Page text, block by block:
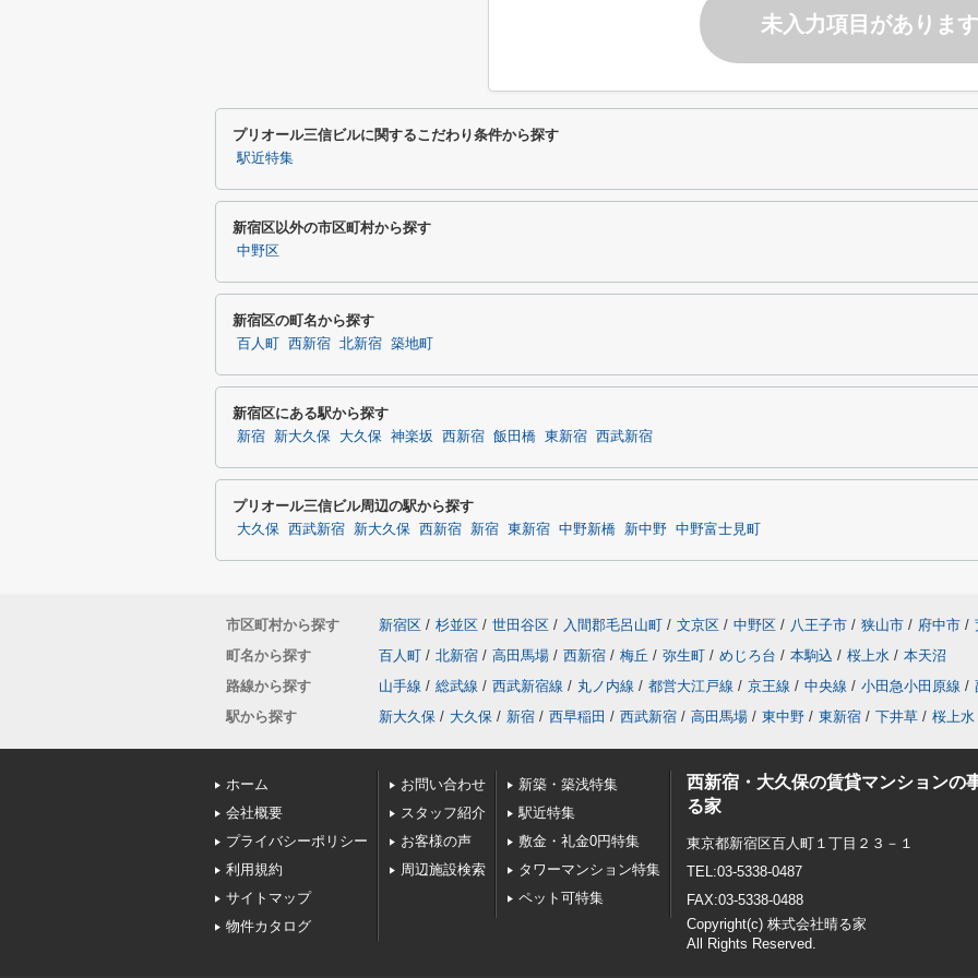
未入力項目があります
プリオール三信ビルに関するこだわり条件から探す
駅近特集
新宿区以外の市区町村から探す
中野区
新宿区の町名から探す
百人町 西新宿 北新宿 築地町
新宿区にある駅から探す
新宿 新大久保 大久保 神楽坂 西新宿 飯田橋 東新宿 西武新宿
プリオール三信ビル周辺の駅から探す
大久保 西武新宿 新大久保 西新宿 新宿 東新宿 中野新橋 新中野 中野富士見町
市区町村から探す 新宿区 / 杉並区 / 世田谷区 / 入間郡毛呂山町 / 文京区 / 中野区 / 八王子市 / 狭山市 / 府中市 /
町名から探す
百人町 / 北新宿 / 高田馬場 / 西新宿 / 梅丘 / 弥生町 / めじろ台 / 本駒込 / 桜上水 / 本天沼
路線から探す
山手線 / 総武線 / 西武新宿線 / 丸ノ内線 / 都営大江戸線 / 京王線 / 中央線 / 小田急小田原線 /
駅から探す
新大久保 / 大久保 / 新宿 / 西早稲田 / 西武新宿 / 高田馬場 / 東中野 / 東新宿 / 下井草 / 桜上水
ホーム
会社概要
プライバシーポリシー
利用規約
サイトマップ
物件カタログ
お問い合わせ
スタッフ紹介
お客様の声
周辺施設検索
新築・築浅特集
駅近特集
敷金・礼金0円特集
タワーマンション特集
ペット可特集
西新宿・大久保の賃貸マンションの
る家
東京都新宿区百人町１丁目２３－１
TEL:03-5338-0487
FAX:03-5338-0488
Copyright(c) 株式会社晴る家
All Rights Reserved.